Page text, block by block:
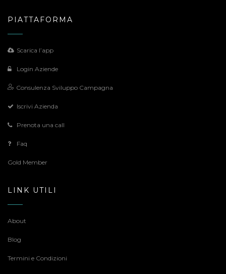
PIATTAFORMA
Scarica l’app
Login Aziende
Consulenza Sviluppo Campagna
Iscrivi Azienda
Prenota una call
Faq
Gold Member
LINK UTILI
About
Blog
Termini e Condizioni